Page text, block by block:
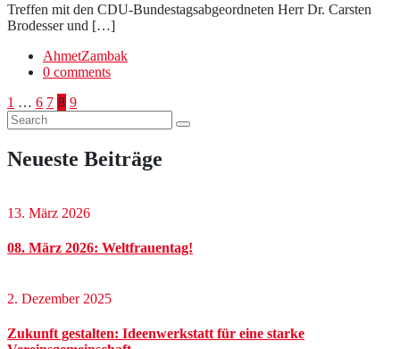
Treffen mit den CDU-Bundestagsabgeordneten Herr Dr. Carsten
Brodesser und […]
AhmetZambak
0 comments
Seitennummerierung
der
Beiträge
1 … 6 7 8 9
Neueste Beiträge
13. März 2026
08. März 2026: Weltfrauentag!
2. Dezember 2025
Zukunft gestalten: Ideenwerkstatt für eine starke